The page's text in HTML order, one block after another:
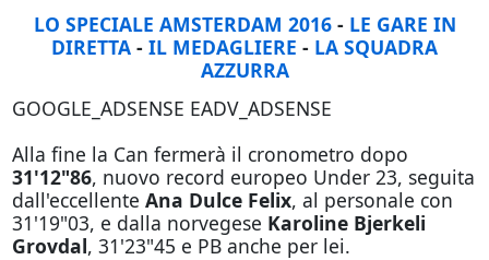
LO SPECIALE AMSTERDAM 2016- LE GARE IN
DIRETTA - IL MEDAGLIERE - LA SQUADRA
AZZURRA
GOOGLE_ADSENSE EADV_ADSENSE
Alla fine la Can fermerà il cronometro dopo
31'12"86, nuovo record europeo Under 23, seguita
dall'eccellente Ana Dulce Felix, al personale con
31'19"03, e dalla norvegese Karoline Bjerkeli
Grovdal, 31'23"45 e PB anche per lei.